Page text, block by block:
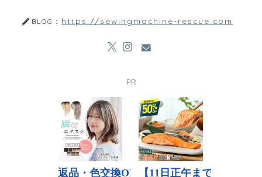
BLOG： https://sewingmachine-rescue.com
PR